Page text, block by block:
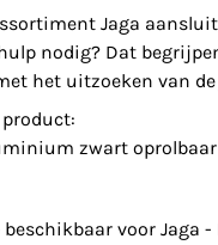
Jaga
nodig? Dat
het uitzoeken van
zwart
voor Jaga